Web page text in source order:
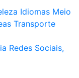
Idiomas Meio
Transporte
Redes Sociais,